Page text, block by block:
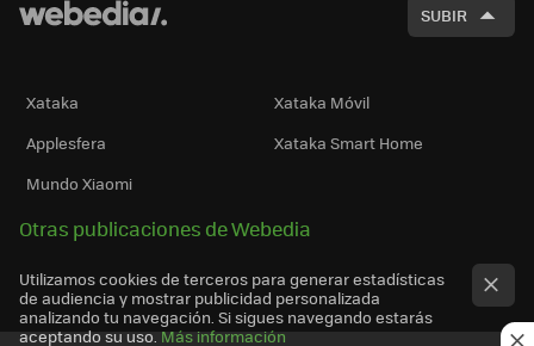
SUBIR
Xataka
Xataka Móvil
Applesfera
Xataka Smart Home
Mundo Xiaomi
Otras publicaciones de Webedia
Utilizamos cookies de terceros para generar estadísticas
de audiencia y mostrar publicidad personalizada
analizando tu navegación. Si sigues navegando estarás
aceptando su uso. Más información